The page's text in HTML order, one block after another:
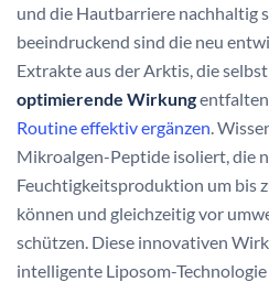
und die Hautbarriere nachhaltig
beeindruckend sind die neu
Extrakte aus der Arktis, die
optimierende Wirkung
Routine effektiv ergänzen.
Mikroalgen-Peptide isoliert, die
Feuchtigkeitsproduktion um bis
können und gleichzeitig vor
schützen. Diese innovativen
intelligente Liposom-